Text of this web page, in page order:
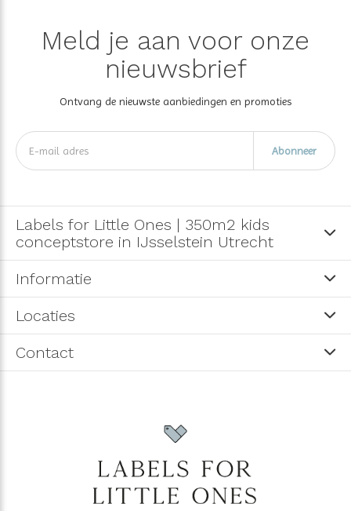
Meld je aan voor onze
nieuwsbrief
Ontvang de nieuwste aanbiedingen en promoties
Abonneer
Labels for Little Ones | 350m2 kids
conceptstore in IJsselstein Utrecht
Informatie
Locaties
Contact